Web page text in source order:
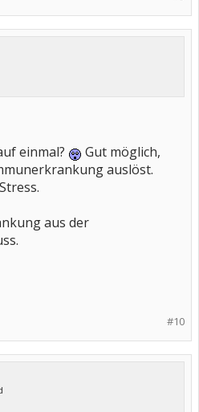
einmal?
Gut möglich,
auslöst.
aus der
#10